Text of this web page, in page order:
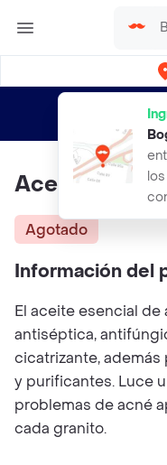
envíos
Aceite
Agotado
Información del
El aceite esencial
antiséptica,
cicatrizante,
y purificantes. Luce
problemas de acné
cada granito.